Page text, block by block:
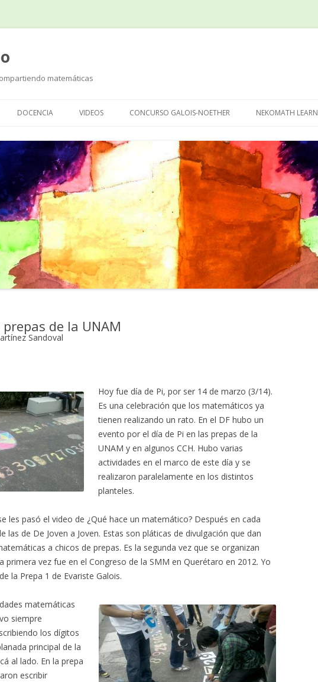
matemáticas
al
DOCENCIA VIDEOS CONCURSO GALOIS-NOETHER NEKOMATH LEARN
de la UNAM
Sandoval
Hoy fue día de Pi, por ser 14 de marzo (3/14).
Es una celebración que los matemáticos ya
tienen realizando un rato. En el DF hubo un
evento por el día de Pi en las prepas de la
UNAM y en algunos CCH. Hubo varias
actividades en el marco de este día y se
realizaron paralelamente en los distintos
planteles.
les pasó el video de ¿Qué hace un matemático? Después en cada
las de De Joven a Joven. Estas son pláticas de divulgación que dan
a chicos de prepas. Es la segunda vez que se organizan
primera vez fue en el Congreso de la SMM en Querétaro en 2012. Yo
la Prepa 1 de Evariste Galois.
matemáticas
siempre
los dígitos
principal de la
al lado. En la prepa
escribir